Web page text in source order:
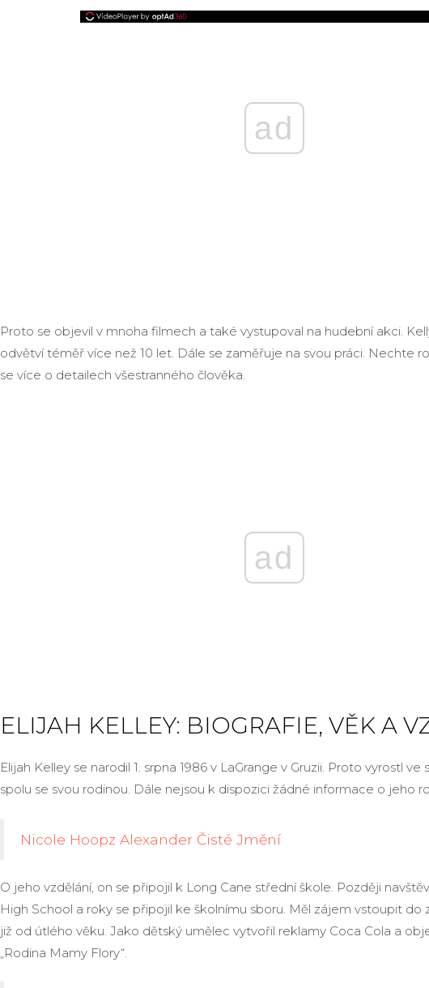
ad
Proto se objevil v mnoha filmech a také vystupoval na hudební akci.
odvětví téměř více než 10 let. Dále se zaměřuje na svou práci. Nechte
se více o detailech všestranného člověka.
ad
ELIJAH KELLEY: BIOGRAFIE, VĚK A
Elijah Kelley se narodil 1. srpna 1986 v LaGrange v Gruzii. Proto vyrostl
spolu se svou rodinou. Dále nejsou k dispozici žádné informace o jeho
Nicole Hoopz Alexander Čisté Jmění
O jeho vzdělání, on se připojil k Long Cane střední škole. Později
High School a roky se připojil ke školnímu sboru. Měl zájem vstoupit do
již od útlého věku. Jako dětský umělec vytvořil reklamy Coca Cola a
„Rodina Mamy Flory“.